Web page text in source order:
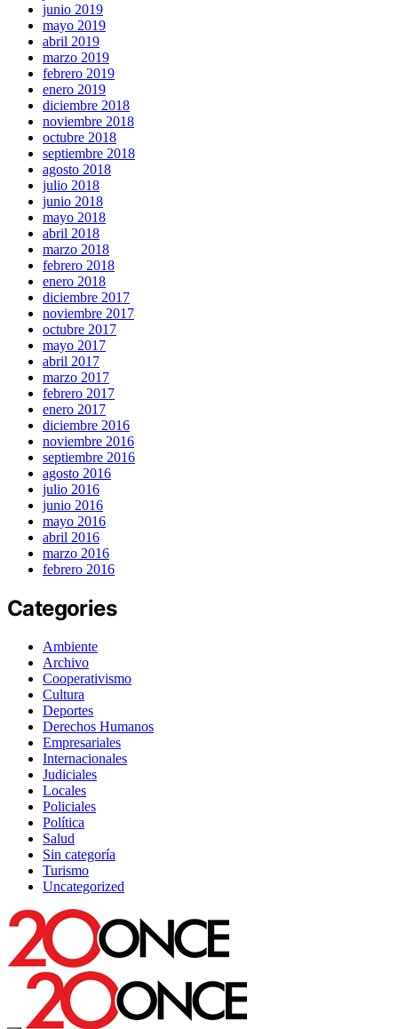
junio 2019
mayo 2019
abril 2019
marzo 2019
febrero 2019
enero 2019
diciembre 2018
noviembre 2018
octubre 2018
septiembre 2018
agosto 2018
julio 2018
junio 2018
mayo 2018
abril 2018
marzo 2018
febrero 2018
enero 2018
diciembre 2017
noviembre 2017
octubre 2017
mayo 2017
abril 2017
marzo 2017
febrero 2017
enero 2017
diciembre 2016
noviembre 2016
septiembre 2016
agosto 2016
julio 2016
junio 2016
mayo 2016
abril 2016
marzo 2016
febrero 2016
Categories
Ambiente
Archivo
Cooperativismo
Cultura
Deportes
Derechos Humanos
Empresariales
Internacionales
Judiciales
Locales
Policiales
Política
Salud
Sin categoría
Turismo
Uncategorized